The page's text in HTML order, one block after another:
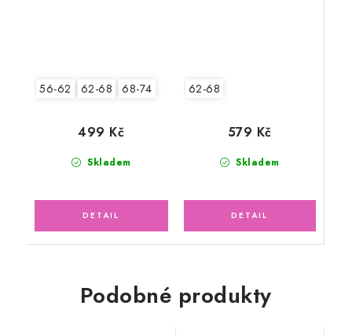
56-62 62-68 68-74
Skladem
499 Kč
62-68
Skladem
579 Kč
Podobné produkty